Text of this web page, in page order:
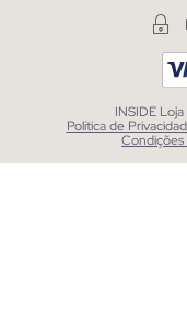
INSIDE
Política de
Condições